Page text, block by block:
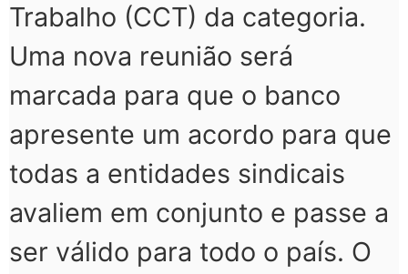
Trabalho (CCT) da categoria.
Uma nova reunião será
marcada para que o banco
apresente um acordo para que
todas a entidades sindicais
avaliem em conjunto e passe a
ser válido para todo o país. O